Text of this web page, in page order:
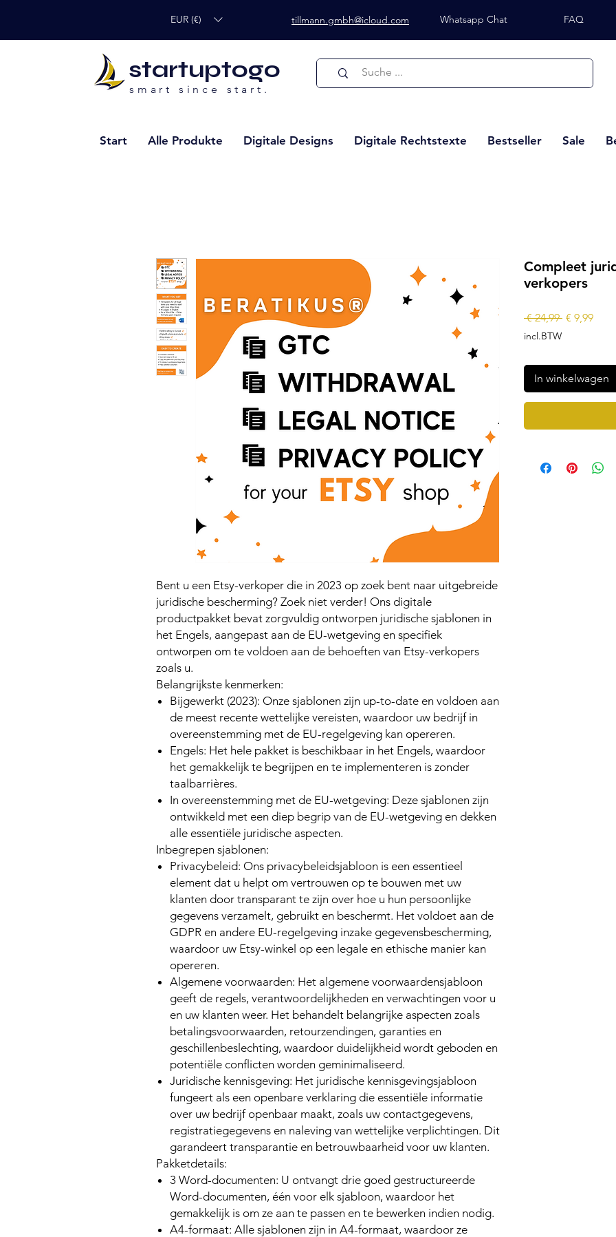
EUR (€) tillmann.gmbh@icloud.com Whatsapp Chat FAQ
startuptogo
smart since start.
Start Alle Produkte Digitale Designs Digitale Rechtstexte Bestseller Sale
Bent u een Etsy-verkoper die in 2023 op zoek bent naar uitgebreide
juridische bescherming? Zoek niet verder! Ons digitale
productpakket bevat zorgvuldig ontworpen juridische sjablonen in
het Engels, aangepast aan de EU-wetgeving en specifiek
ontworpen om te voldoen aan de behoeften van Etsy-verkopers
zoals u.
Belangrijkste kenmerken:
Bijgewerkt (2023): Onze sjablonen zijn up-to-date en voldoen aan
de meest recente wettelijke vereisten, waardoor uw bedrijf in
overeenstemming met de EU-regelgeving kan opereren.
Engels: Het hele pakket is beschikbaar in het Engels, waardoor
het gemakkelijk te begrijpen en te implementeren is zonder
taalbarrières.
In overeenstemming met de EU-wetgeving: Deze sjablonen zijn
ontwikkeld met een diep begrip van de EU-wetgeving en dekken
alle essentiële juridische aspecten.
Inbegrepen sjablonen:
Privacybeleid: Ons privacybeleidsjabloon is een essentieel
element dat u helpt om vertrouwen op te bouwen met uw
klanten door transparant te zijn over hoe u hun persoonlijke
gegevens verzamelt, gebruikt en beschermt. Het voldoet aan de
GDPR en andere EU-regelgeving inzake gegevensbescherming,
waardoor uw Etsy-winkel op een legale en ethische manier kan
opereren.
Algemene voorwaarden: Het algemene voorwaardensjabloon
geeft de regels, verantwoordelijkheden en verwachtingen voor u
en uw klanten weer. Het behandelt belangrijke aspecten zoals
betalingsvoorwaarden, retourzendingen, garanties en
geschillenbeslechting, waardoor duidelijkheid wordt geboden en
potentiële conflicten worden geminimaliseerd.
Juridische kennisgeving: Het juridische kennisgevingsjabloon
fungeert als een openbare verklaring die essentiële informatie
over uw bedrijf openbaar maakt, zoals uw contactgegevens,
registratiegegevens en naleving van wettelijke verplichtingen. Dit
garandeert transparantie en betrouwbaarheid voor uw klanten.
Pakketdetails:
3 Word-documenten: U ontvangt drie goed gestructureerde
Word-documenten, één voor elk sjabloon, waardoor het
gemakkelijk is om ze aan te passen en te bewerken indien nodig.
A4-formaat: Alle sjablonen zijn in A4-formaat, waardoor ze
Compleet
verkopers
€ 24,99 Normale
€ 9,99
incl.BTW
In winkelwagen